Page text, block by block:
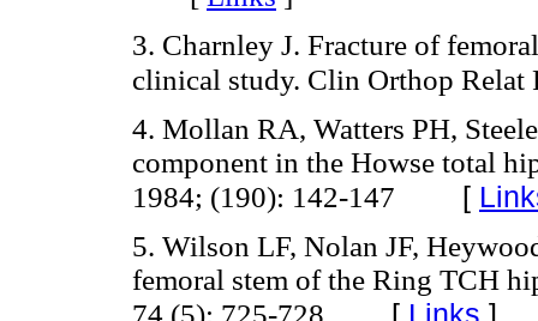
3. Charnley J. Fracture of
clinical study. Clin Orthop Relat
4. Mollan RA, Watters PH,
component in the Howse total
1984; (190): 142-147 [
5. Wilson LF, Nolan JF,
femoral stem of the Ring TCH
[ Links ]